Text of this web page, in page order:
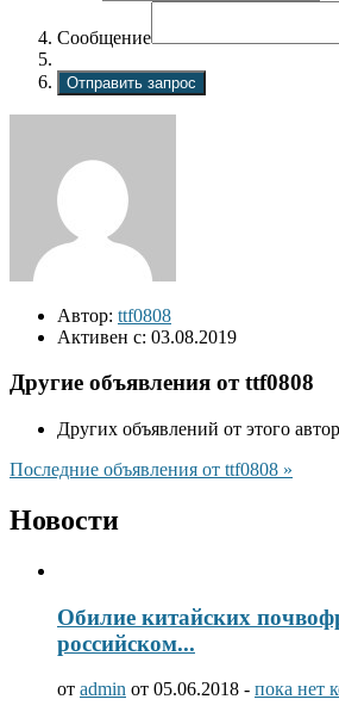
Сообщение
Автор: ttf0808
Активен с: 03.08.2019
Другие объявления от ttf0808
Других объявлений от этого
Последние объявления от ttf0808 »
Новости
Обилие китайских
российском...
от admin от 05.06.2018 - пока нет